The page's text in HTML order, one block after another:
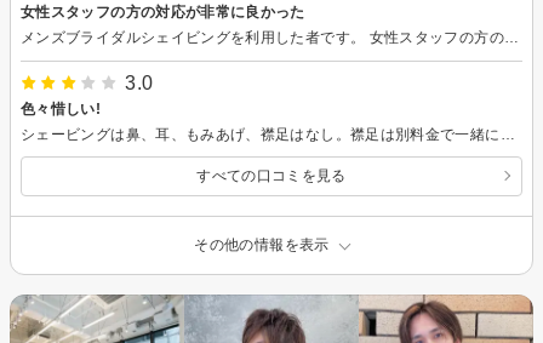
女性スタッフの方の対応が非常に良かった
メンズブライダルシェイビングを利用した者です。 女性スタッフの方の接客、施術が素晴らしかったです。 丁寧なヒアリング、細やかな施術、スピーディーな対応に大満足です。 こなす作業のような仕事ぶりではなく、想いのこもった顧客目線な仕事ぶり、大変勉強になりました。 笑顔も素敵で、明るい気持ちになれます。 これからも頑張って下さい。応援しております。
3.0
色々惜しい!
すべての口コミを見る
その他の情報を表示